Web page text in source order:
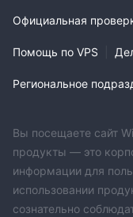
Официальная
Помощь по VPS
Региональное
Вы посещаете сайт
продукты — это
информации для
использовании
сознательно